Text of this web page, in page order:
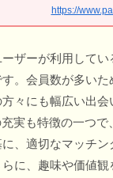
https://
ザーが利用して
。会員数が多いた
々にも幅広い出
実も特徴の一つで
、適切なマッチン
に、趣味や価値観